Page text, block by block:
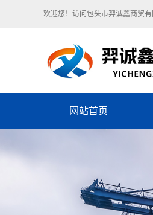
欢迎您！访问包头市羿诚鑫商贸有
网站首页